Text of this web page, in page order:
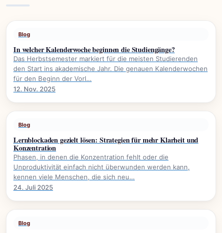
Blog
In welcher Kalenderwoche beginnen die Studiengänge?
Das Herbstsemester markiert für die meisten Studierenden
den Start ins akademische Jahr. Die genauen Kalenderwochen
für den Beginn der Vorl…
12. Nov. 2025
Blog
Lernblockaden gezielt lösen: Strategien für mehr Klarheit und
Konzentration
Phasen, in denen die Konzentration fehlt oder die
Unproduktivität einfach nicht überwunden werden kann,
kennen viele Menschen, die sich neu…
24. Juli 2025
Blog